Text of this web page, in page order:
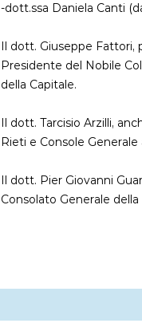
-dott.ssa Daniela Canti
Il dott. Giuseppe Fattori,
Presidente del Nobile
della Capitale.
Il dott. Tarcisio Arzilli,
Rieti e Console Generale
Il dott. Pier Giovanni
Consolato Generale